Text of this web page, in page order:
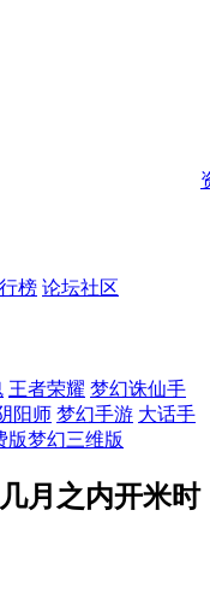
榜 论坛社区
王者荣耀 梦幻诛仙手
阳师 梦幻手游 大话手
版梦幻三维版
月之内开米时